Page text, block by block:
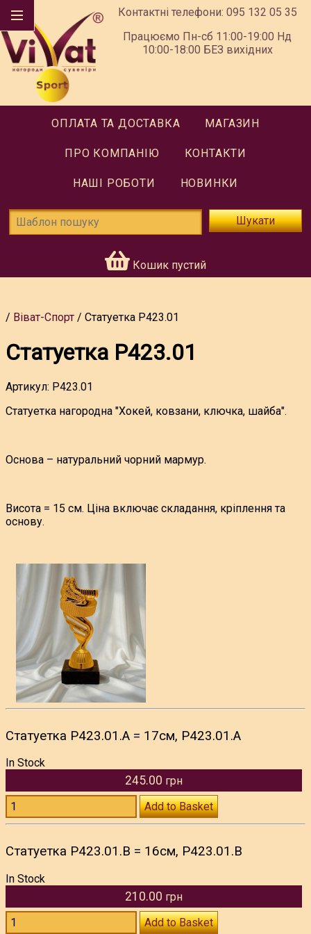
Контактні телефони: 095 132 05 35
Працюємо Пн-сб 11:00-19:00 Нд
10:00-18:00 БЕЗ вихідних
ОПЛАТА ТА ДОСТАВКА МАГАЗИН
ПРО КОМПАНІЮ КОНТАКТИ
НАШІ РОБОТИ НОВИНКИ
Шукати
Кошик пустий
Віват-Спорт Статуетка P423.01
Статуетка P423.01
Артикул: P423.01
Статуетка нагородна "Хокей, ковзани, ключка, шайба".
Основа – натуральний чорний мармур.
Висота = 15 см. Ціна включає складання, кріплення та
основу.
Статуетка P423.01.A = 17см, P423.01.A
In Stock
245.00 грн
Add to Basket
Статуетка P423.01.B = 16см, P423.01.B
In Stock
210.00 грн
Add to Basket